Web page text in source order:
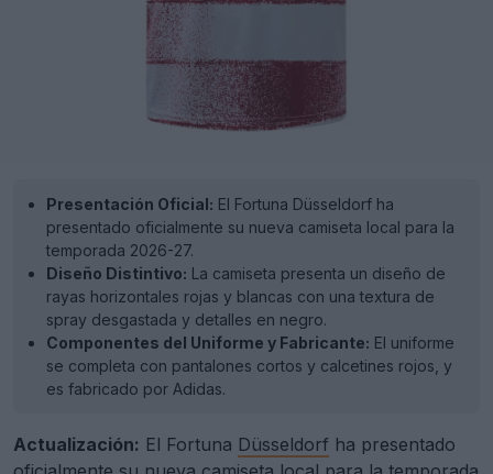
Presentación Oficial: El Fortuna Düsseldorf ha
presentado oficialmente su nueva camiseta local para la
temporada 2026-27.
Diseño Distintivo: La camiseta presenta un diseño de
rayas horizontales rojas y blancas con una textura de
spray desgastada y detalles en negro.
Componentes del Uniforme y Fabricante: El uniforme
se completa con pantalones cortos y calcetines rojos, y
es fabricado por Adidas.
Actualización: El Fortuna Düsseldorf ha presentado